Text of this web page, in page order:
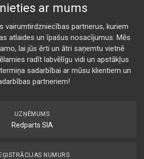
ar mums
vairumtirdzniecības partnerus, kuriem
atlaides un īpašus nosacījumus. Mēs
lai jūs ērti un ātri saņemtu vietnē
radīt labvēlīgu vidi un apstākļus
sadarbībai ar mūsu klientiem un
partneriem!
UZŅĒMUMS
Redparts SIA
NUMURS